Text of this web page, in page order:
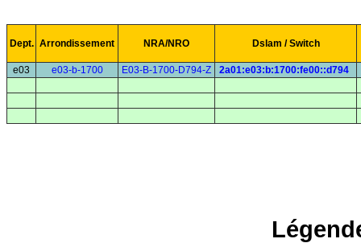
Dept. Arrondissement NRA/NRO Dslam / Switch
e03 e03-b-1700 E03-B-1700-D794-Z 2a01:e03:b:1700:fe00::d794